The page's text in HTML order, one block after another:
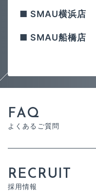
SMAU横浜店
SMAU船橋店
FAQ
よ く ある ご質問
REC RU I T
採用情報